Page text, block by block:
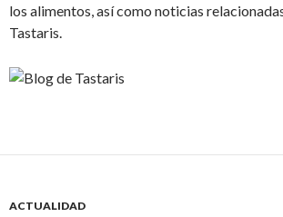
los alimentos, así como noticias
Tastaris.
ACTUALIDAD